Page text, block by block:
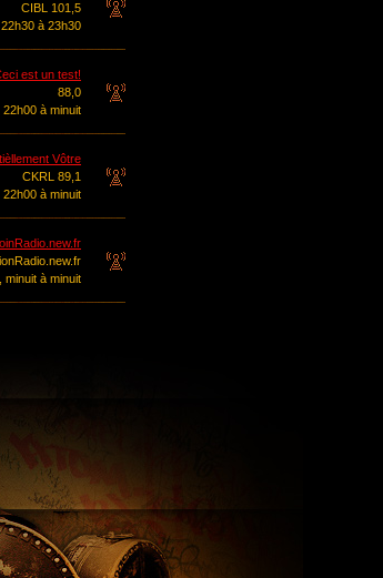
CIBL 101,5
à 23h30
est un test!
88,0
22h00 à minuit
Vôtre
CKRL 89,1
22h00 à minuit
minuit à minuit